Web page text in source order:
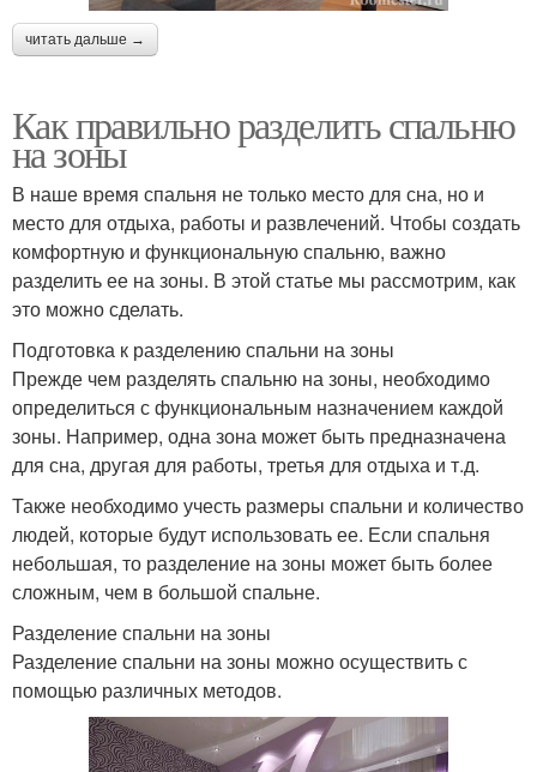
читать дальше →
Как правильно разделить спальню
на зоны
В наше время спальня не только место для сна, но и
место для отдыха, работы и развлечений. Чтобы создать
комфортную и функциональную спальню, важно
разделить ее на зоны. В этой статье мы рассмотрим, как
это можно сделать.
Подготовка к разделению спальни на зоны
Прежде чем разделять спальню на зоны, необходимо
определиться с функциональным назначением каждой
зоны. Например, одна зона может быть предназначена
для сна, другая для работы, третья для отдыха и т.д.
Также необходимо учесть размеры спальни и количество
людей, которые будут использовать ее. Если спальня
небольшая, то разделение на зоны может быть более
сложным, чем в большой спальне.
Разделение спальни на зоны
Разделение спальни на зоны можно осуществить с
помощью различных методов.